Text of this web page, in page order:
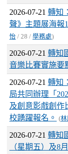
2026-07-21 轉知
聲》主題展海報
怡 / 28 / 學務處)
2026-07-21 轉知
音樂比賽實施要
2026-07-21 轉知
局共同辦理「
及創意影戲創作
校踴躍報名。
(
2026-07-21 轉知
（星期五）及8